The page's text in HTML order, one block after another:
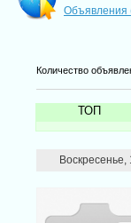
Объявления
Количество
ТОП